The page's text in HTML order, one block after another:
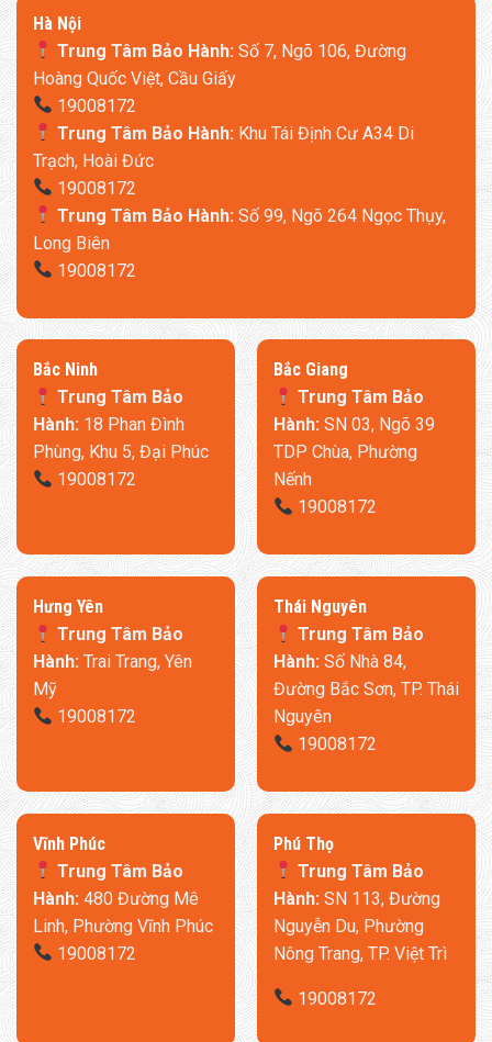
thống 5 động cơ mạnh mẽ:
2 ở đầu, 2 động cơ ở chân và 1 động cơ ở eo nhằm nâng đỡ
thắt lưng tốt hơn.
Giường thông minh có thể nâng hạ cùng lúc 3 vùng, trợ lực
mạnh, nâng chậm, hạ chậm.. cùng một số chức năng thông
minh tùy theo nhu cầu sử dụng của bạn, có tác dụng nâng cao.
Động cơ bền bỉ đạt chứng nhận FFC với lực đẩy lên tới 600kg,
ẩn dưới ván giường giúp nâng hạ êm ái và an toàn.
​Hà Nội
Trung Tâm Bảo Hành:Số 7, Ngõ 106, Đường
Hoàng Quốc Việt, Cầu Giấy
19008172
Trung Tâm Bảo Hành:Khu Tái Định Cư A34 Di
Trạch, Hoài Đức
19008172
Trung Tâm Bảo Hành:Số 99, Ngõ 264 Ngọc Thụy,
Long Biên
19008172
​Bắc Ninh
Trung Tâm Bảo
Hành:18 Phan Đình
Phùng, Khu 5, Đại Phúc
19008172
​Bắc Giang
Trung Tâm Bảo
Hành:SN 03, Ngõ 39
TDP Chùa, Phường
Nếnh
19008172
​Hưng Yên
Trung Tâm Bảo
Hành:Trai Trang, Yên
Mỹ
19008172
Thái Nguyên
Trung Tâm Bảo
Hành:Số Nhà 84,
Đường Bắc Sơn, TP. Thái
Nguyên
19008172
​Vĩnh Phúc
Trung Tâm Bảo
Hành: 480 Đường Mê
Linh, Phường Vĩnh Phúc
19008172
​Phú Thọ
Trung Tâm Bảo
Hành: SN 113, Đường
Nguyễn Du, Phường
Nông Trang, TP. Việt Trì
19008172